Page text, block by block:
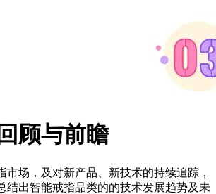
顾与前瞻
市场，及对新产品、新技术的持续追踪，
结出智能戒指品类的的技术发展趋势及未